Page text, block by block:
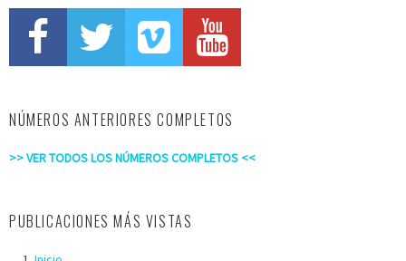
NÚMEROS ANTERIORES COMPLETOS
>> VER TODOS LOS NÚMEROS COMPLETOS <<
PUBLICACIONES MÁS VISTAS